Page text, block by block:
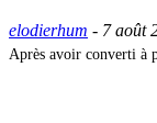
elodierhum - 7 août
Après avoir converti à